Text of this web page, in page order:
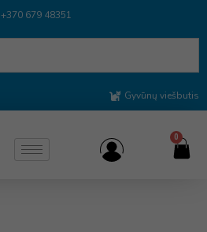
+370 679 48351
Gyvūnų viešbutis
0